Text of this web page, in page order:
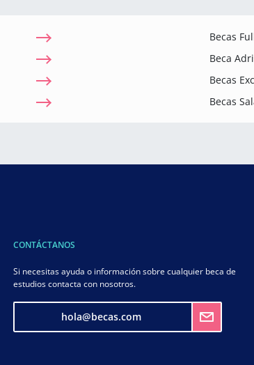
Becas
Beca
Becas
Becas
CONTÁCTANOS
Si necesitas ayuda o información sobre cualquier beca de
estudios contacta con nosotros.
hola@becas.com